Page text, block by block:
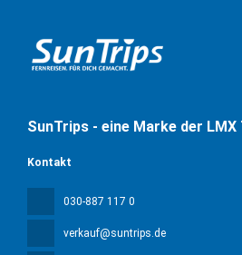
SunTrips - eine Marke der
Kontakt
030-887 117 0
verkauf@suntrips.de